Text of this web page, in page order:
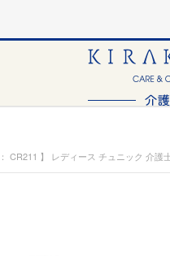
CR211 】 レディース チュニック 介護